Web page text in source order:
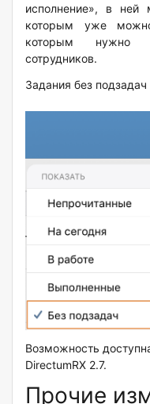
исполнение», в ней
которым уже
которым нужно
сотрудников.
Задания без
Возможность
DirectumRX 2.7.
Прочие